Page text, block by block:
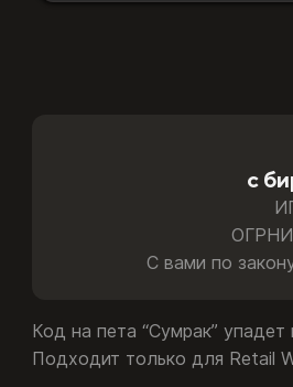
Подойдёт. Для аккаунтов
Играю на Казахстане или
Подойдёт напрямую. Товар
Сменил регион с России на
Какую тайм-карту и код
с
С вами по
Код на пета “Сумрак” упадет
Подходит только для Retail